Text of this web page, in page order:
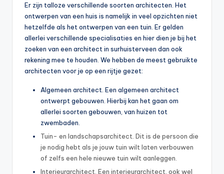
Er zijn talloze verschillende soorten architecten. Het
ontwerpen van een huis is namelijk in veel opzichten niet
hetzelfde als het ontwerpen van een tuin. Er gelden
allerlei verschillende specialisaties en hier dien je bij het
zoeken van een architect in surhuisterveen dan ook
rekening mee te houden. We hebben de meest gebruikte
architecten voor je op een rijtje gezet:
Algemeen architect. Een algemeen architect
ontwerpt gebouwen. Hierbij kan het gaan om
allerlei soorten gebouwen, van huizen tot
zwembaden.
Tuin- en landschapsarchitect. Dit is de persoon die
je nodig hebt als je jouw tuin wilt laten verbouwen
of zelfs een hele nieuwe tuin wilt aanleggen.
Interieurarchitect. Een interieurarchitect, ook wel